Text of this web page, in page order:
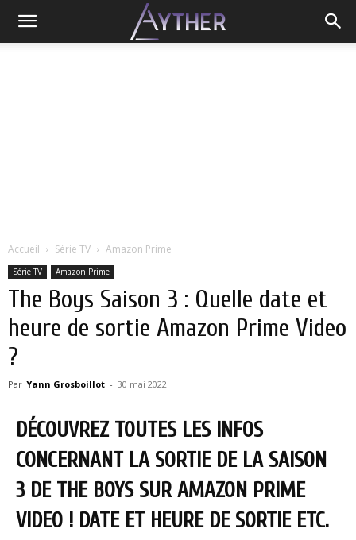
Accueil Série TV Amazon Prime
Série TV Amazon Prime
The Boys Saison 3 : Quelle date et
heure de sortie Amazon Prime Video
?
Par Yann Grosboillot - 30 mai 2022
DÉCOUVREZ TOUTES LES INFOS
CONCERNANT LA SORTIE DE LA SAISON
3 DE THE BOYS SUR AMAZON PRIME
VIDEO ! DATE ET HEURE DE SORTIE ETC.